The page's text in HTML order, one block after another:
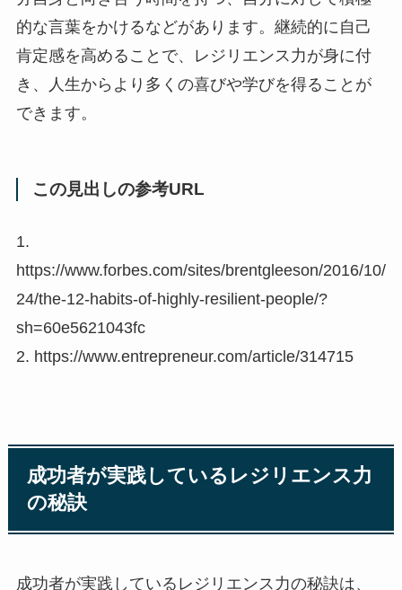
的な言葉をかけるなどがあります。継続的に自己
肯定感を高めることで、レジリエンス力が身に付
き、人生からより多くの喜びや学びを得ることが
できます。
この見出しの参考URL
1.
https://www.forbes.com/sites/brentgleeson/2016/10/
24/the-12-habits-of-highly-resilient-people/?
sh=60e5621043fc
2. https://www.entrepreneur.com/article/314715
成功者が実践しているレジリエンス力
の秘訣
成功者が実践しているレジリエンス力の秘訣は、